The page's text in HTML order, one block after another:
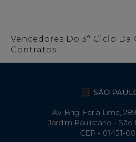
Vencedores Do 3° Ciclo Da
Contratos
SÃO
Av. Brig. Faria Lima,
Jardim Paulistano - São
CEP - 01451-